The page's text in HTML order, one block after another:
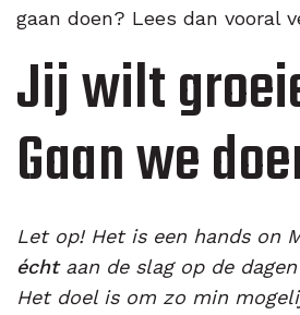
gaan doen? Lees dan vooral
Jij wilt
Gaan we
Let op! Het is een hands on
échtaan de slag op de
Het doel is om zo min